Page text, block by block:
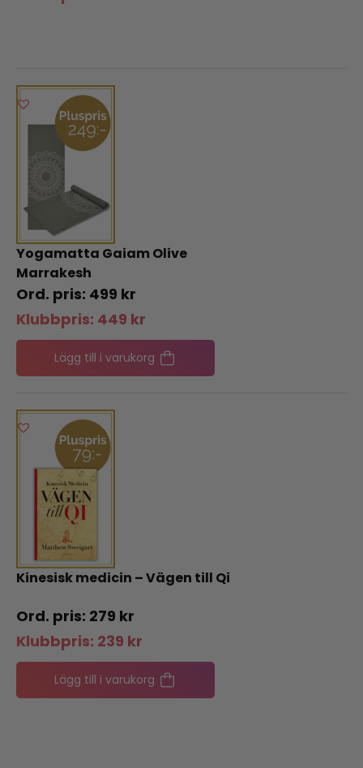
Yogamatta Gaiam Olive
Marrakesh
499 kr
Klubbpris: 449 kr
Lägg till i varukorg
Kinesisk medicin – Vägen till Qi
279 kr
Klubbpris: 239 kr
Lägg till i varukorg